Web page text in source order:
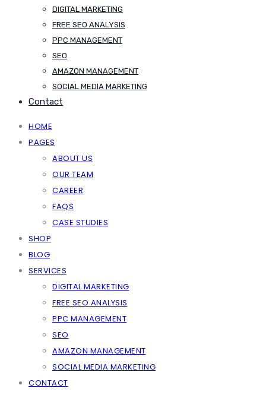
DIGITAL MARKETING
FREE SEO ANALYSIS
PPC MANAGEMENT
SEO
AMAZON MANAGEMENT
SOCIAL MEDIA MARKETING
Contact
HOME
PAGES
ABOUT US
OUR TEAM
CAREER
FAQS
CASE STUDIES
SHOP
BLOG
SERVICES
DIGITAL MARKETING
FREE SEO ANALYSIS
PPC MANAGEMENT
SEO
AMAZON MANAGEMENT
SOCIAL MEDIA MARKETING
CONTACT